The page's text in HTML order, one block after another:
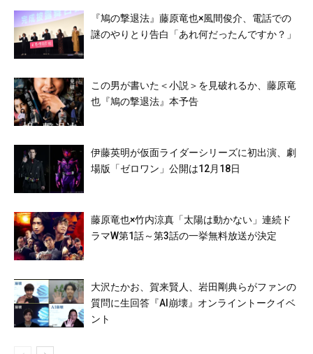
『鳩の撃退法』藤原竜也×風間俊介、電話での
謎のやりとり告白「あれ何だったんですか？」
この男が書いた＜小説＞を見破れるか、藤原竜
也『鳩の撃退法』本予告
伊藤英明が仮面ライダーシリーズに初出演、劇
場版「ゼロワン」公開は12月18日
藤原竜也×竹内涼真「太陽は動かない」連続ド
ラマW第1話～第3話の一挙無料放送が決定
大沢たかお、賀来賢人、岩田剛典らがファンの
質問に生回答『AI崩壊』オンライントークイベ
ント